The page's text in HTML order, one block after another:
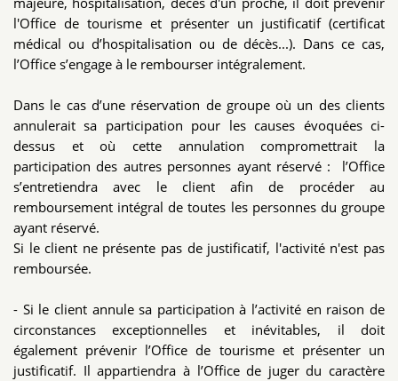
l'Office de tourisme et présenter un justificatif (certificat
médical ou d’hospitalisation ou de décès...). Dans ce cas,
l’Office s’engage à le rembourser intégralement.
Dans le cas d’une réservation de groupe où un des clients
annulerait sa participation pour les causes évoquées ci-
dessus et où cette annulation compromettrait la
participation des autres personnes ayant réservé : l’Office
s’entretiendra avec le client afin de procéder au
remboursement intégral de toutes les personnes du groupe
ayant réservé.
Si le client ne présente pas de justificatif, l'activité n'est pas
remboursée.
- Si le client annule sa participation à l’activité en raison de
circonstances exceptionnelles et inévitables, il doit
également prévenir l’Office de tourisme et présenter un
justificatif. Il appartiendra à l’Office de juger du caractère